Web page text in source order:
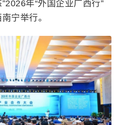
年“外国企业广西行”
宁举行。